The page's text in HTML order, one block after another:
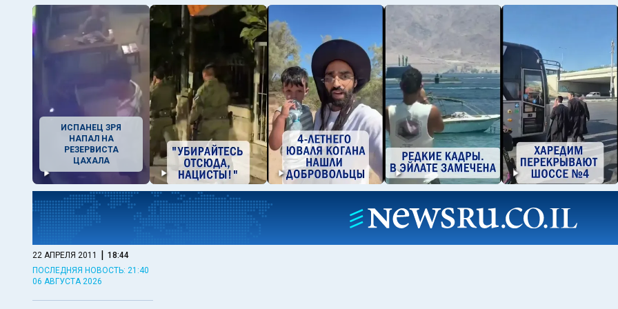
ИСПАНЕЦ ЗРЯ
НАПАЛ НА
РЕЗЕРВИСТА
ЦАХАЛА
22 АПРЕЛЯ 2011 | 18:44
ПОСЛЕДНЯЯ НОВОСТЬ: 21:40
06 АВГУСТА 2026